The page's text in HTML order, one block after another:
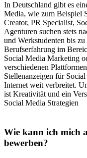
In Deutschland gibt es
Media, wie zum Beispiel
Creator, PR Specialist,
Agenturen suchen stets
und Werkstudenten bis
Berufserfahrung im
Social Media Marketing
verschiedenen
Stellenanzeigen für
Internet weit verbreitet.
ist Kreativität und ein
Social Media Strategien
Wie kann ich mich
bewerben?